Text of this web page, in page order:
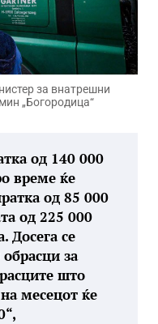
за внатрешни
„Богородица“
од 140 000
време ќе
од 85 000
од 225 000
Досега се
за
што
месецот ќе